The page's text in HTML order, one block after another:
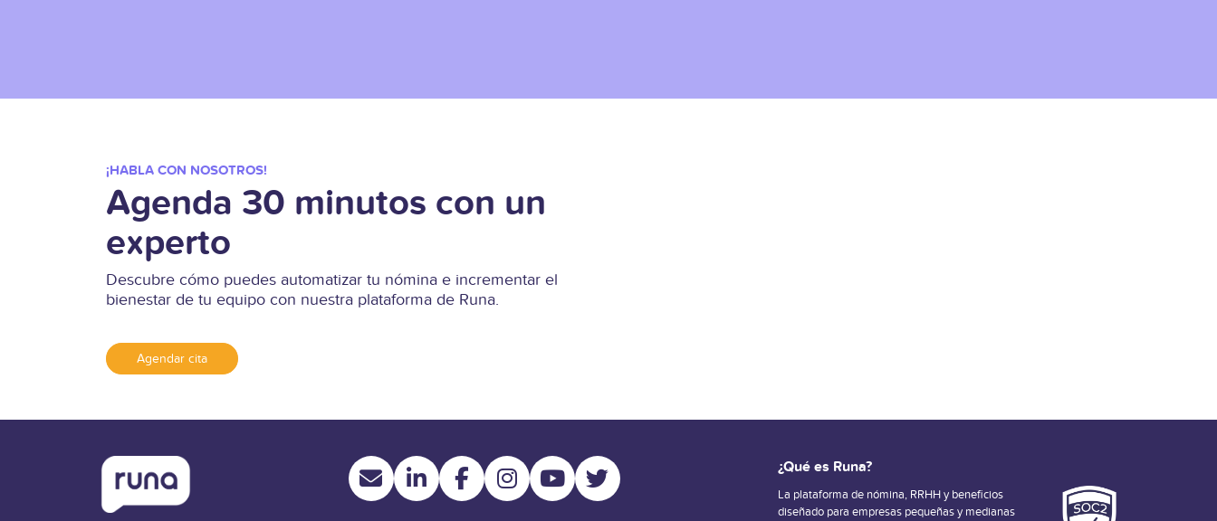
¡HABLA CON NOSOTROS!
Agenda 30 minutos con un
experto
Descubre cómo puedes automatizar tu nómina e incrementar el
bienestar de tu equipo con nuestra plataforma de Runa.
Agendar cita
¿Qué es Runa?
La plataforma de nómina, RRHH y beneficios
diseñado para empresas pequeñas y medianas